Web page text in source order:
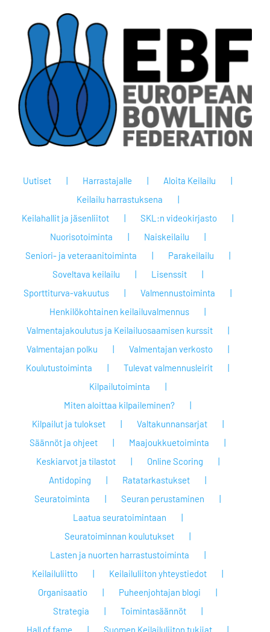
Uutiset Harrastajalle
Aloita Keilailu
Keilailu harrastuksena
Keilahallit ja jäsenliitot
SKL:n videokirjasto
Nuorisotoiminta
Naiskeilailu
Seniori- ja veteraanitoiminta
Parakeilailu
Soveltava keilailu
Lisenssit
Sporttiturva-vakuutus
Valmennustoiminta
Henkilökohtainen keilailuvalmennus
Valmentajakoulutus ja Keilailuosaamisen kurssit
Valmentajan polku
Valmentajan verkosto
Koulutustoiminta
Tulevat valmennusleirit
Kilpailutoiminta
Miten aloittaa kilpaileminen?
Kilpailut ja tulokset
Valtakunnansarjat
Säännöt ja ohjeet
Maajoukkuetoiminta
Keskiarvot ja tilastot
Online Scoring
Antidoping
Ratatarkastukset
Seuratoiminta
Seuran perustaminen
Laatua seuratoimintaan
Seuratoiminnan koulutukset
Lasten ja nuorten harrastustoiminta
Keilailuliitto
Keilailuliiton yhteystiedot
Organisaatio
Puheenjohtajan blogi
Strategia
Toimintasäännöt